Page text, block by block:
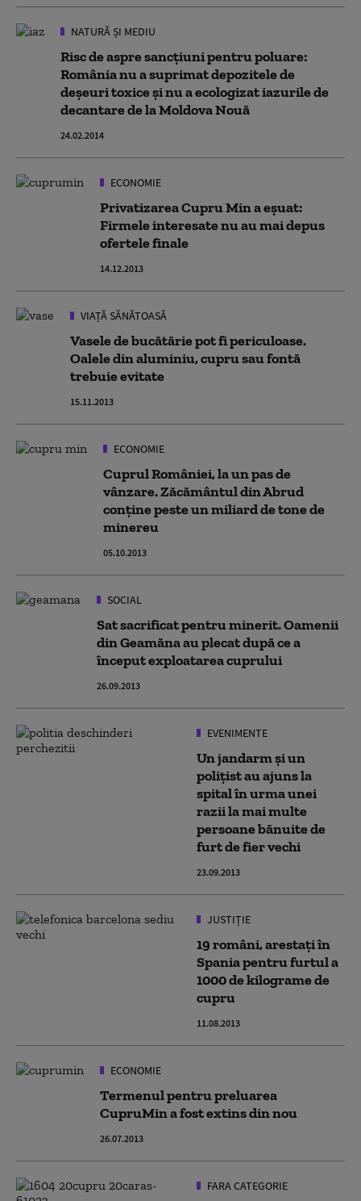
NATURĂ ȘI MEDIU
Risc de aspre sancţiuni pentru poluare:
România nu a suprimat depozitele de
deşeuri toxice şi nu a ecologizat iazurile de
decantare de la Moldova Nouă
24.02.2014
ECONOMIE
Privatizarea Cupru Min a eşuat:
Firmele interesate nu au mai depus
ofertele finale
14.12.2013
VIAȚĂ SĂNĂTOASĂ
Vasele de bucătărie pot fi periculoase.
Oalele din aluminiu, cupru sau fontă
trebuie evitate
15.11.2013
ECONOMIE
Cuprul României, la un pas de
vânzare. Zăcământul din Abrud
conține peste un miliard de tone de
minereu
05.10.2013
SOCIAL
Sat sacrificat pentru minerit. Oamenii
din Geamăna au plecat după ce a
început exploatarea cuprului
26.09.2013
EVENIMENTE
Un jandarm și un
polițist au ajuns la
spital în urma unei
razii la mai multe
persoane bănuite de
furt de fier vechi
23.09.2013
JUSTIȚIE
19 români, arestaţi în
Spania pentru furtul a
1000 de kilograme de
cupru
11.08.2013
ECONOMIE
Termenul pentru preluarea
CupruMin a fost extins din nou
26.07.2013
FARA CATEGORIE